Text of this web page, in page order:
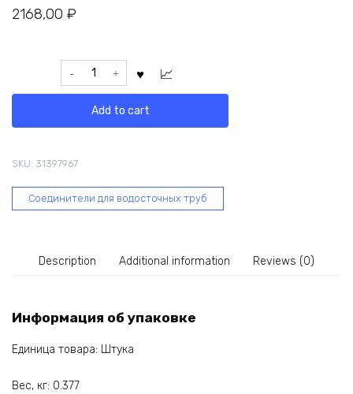
2168,00 ₽
Регулируемый
внутренний
элемент
мм
62-
Add to cart
SKU: 31397967
Соединители для водосточных труб
Description Additional information Reviews (0)
Информация об упаковке
Единица товара: Штука
Вес, кг: 0.377